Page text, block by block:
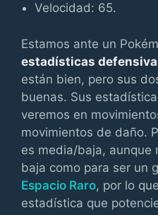
Velocidad: 65.
Estamos ante un
estadísticas
están bien, pero sus
buenas. Sus
veremos en
movimientos de daño.
es media/baja, aunque
baja como para ser un
Espacio Raro, por lo
estadística que